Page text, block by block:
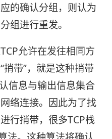
的确认分组，则认为
组进行重发。
允许在发往相同方
带”，就是这种捎带
信息与输出信息集合
络连接。因此为了找
行捎带，很多TCP栈